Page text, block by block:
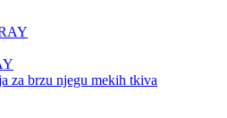
za brzu njegu mekih tkiva